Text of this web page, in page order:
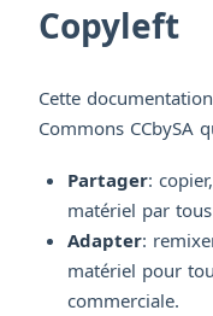
Copyleft
Cette
Commons CCbySA
Partager:
matériel par
Adapter:
matériel pour
commerciale.